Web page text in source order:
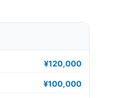
¥120,000
¥100,000